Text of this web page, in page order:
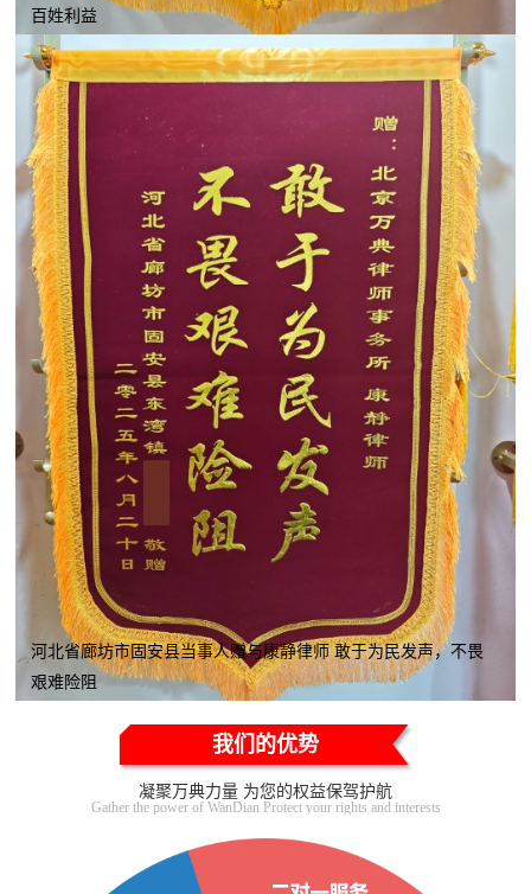
百姓利益
河北省廊坊市固安县当事人赠与康静律师 敢于为民发声，不畏
艰难险阻
我们的优势
凝聚万典力量 为您的权益保驾护航
Gather the power of WanDian Protect your rights and interests